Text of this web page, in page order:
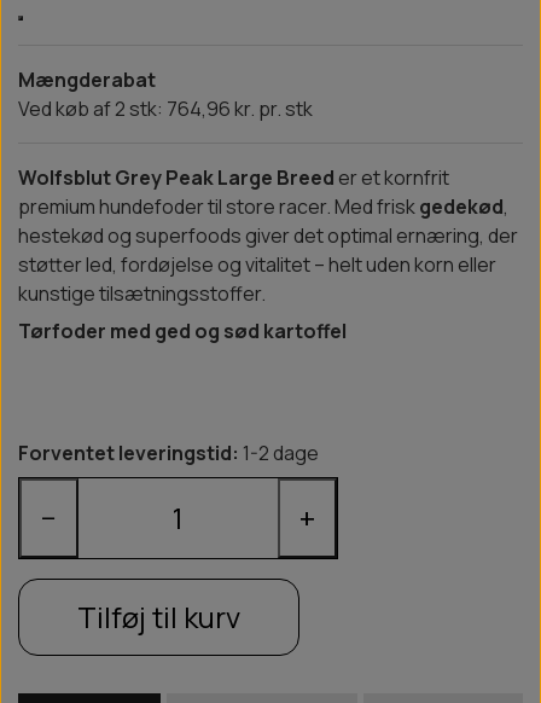
Mængderabat
Ved køb af 2 stk: 764,96 kr. pr. stk
Wolfsblut Grey Peak Large Breed er et kornfrit
premium hundefoder til store racer. Med friskgedekød,
hestekød og superfoods giver det optimal ernæring, der
støtter led, fordøjelse og vitalitet – helt uden korn eller
kunstige tilsætningsstoffer.
Tørfoder med ged og sød kartoffel
Forventet leveringstid: 1-2 dage
− +
Tilføj til kurv